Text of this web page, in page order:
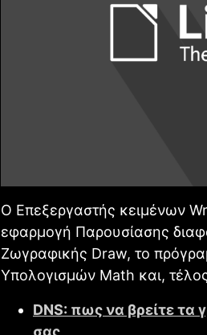
Ο Επεξεργαστής κειμένων
εφαρμογή Παρουσίασης
Ζωγραφικής Draw, το
Υπολογισμών Math και,
DNS: πως να βρείτε τα